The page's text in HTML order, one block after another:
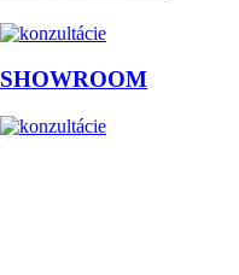
SHOWROOM